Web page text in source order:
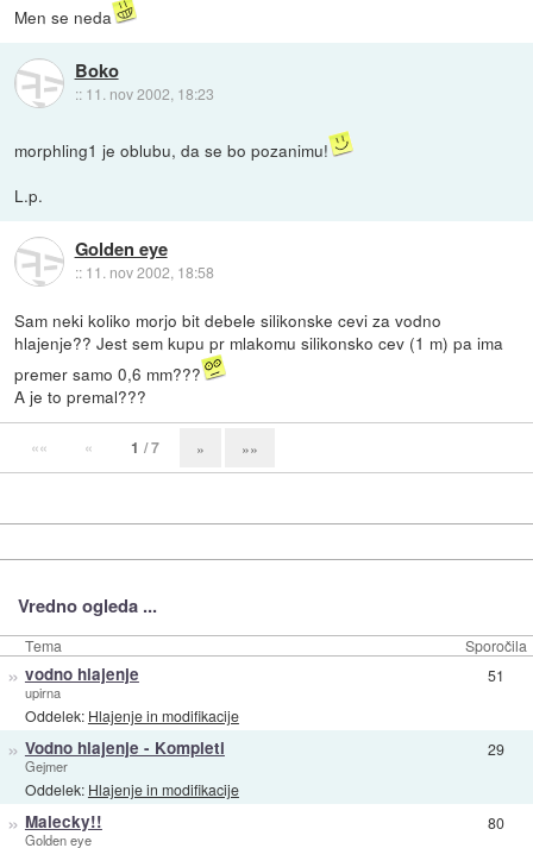
Men se neda
Boko
:: 11. nov 2002, 18:23
morphling1 je oblubu, da se bo pozanimu!
L.p.
Golden eye
:: 11. nov 2002, 18:58
Sam neki koliko morjo bit debele silikonske cevi za vodno
hlajenje?? Jest sem kupu pr mlakomu silikonsko cev (1 m) pa ima
premer samo 0,6 mm???
A je to premal???
«« « 1 / 7 » »»
Vredno ogleda ...
Tema Sporočila
» vodno hlajenje
upirna
Oddelek: Hlajenje in modifikacije
51
» Vodno hlajenje - Kompleti
Gejmer
Oddelek: Hlajenje in modifikacije
29
» Malecky!!
Golden eye
80